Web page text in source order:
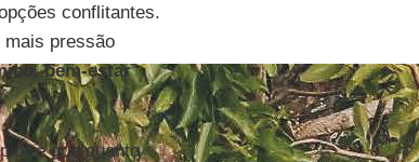
conflitantes.
pressão
,bem-estar
é que quanto